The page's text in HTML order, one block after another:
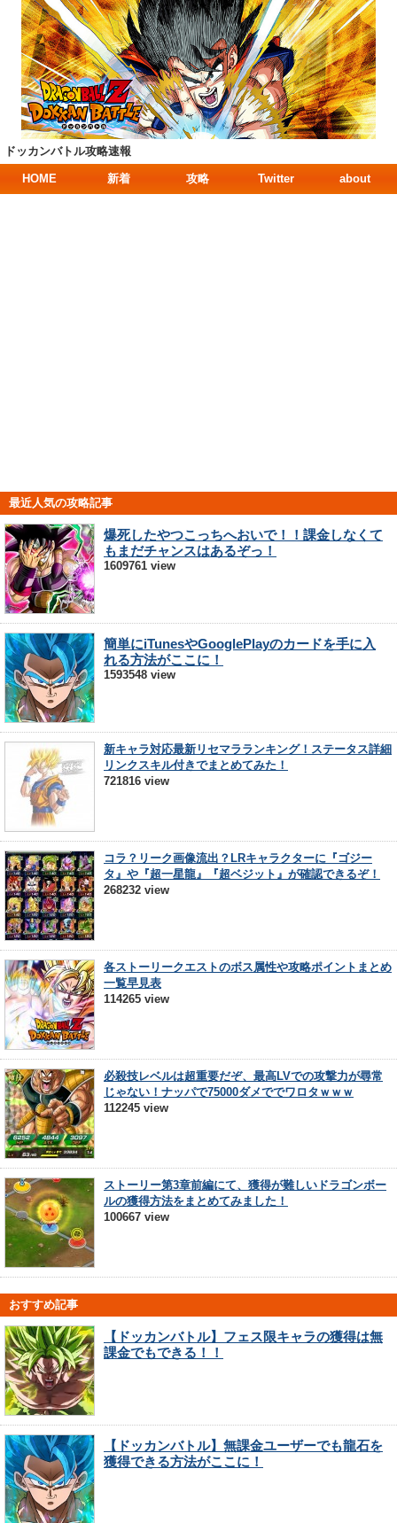
ドッカンバトル攻略速報
HOME 新着 攻略 Twitter about
最近人気の攻略記事
爆死したやつこっちへおいで！！課金しなくて
もまだチャンスはあるぞっ！
1609761 view
簡単にiTunesやGooglePlayのカードを手に入
れる方法がここに！
1593548 view
新キャラ対応最新リセマラランキング！ステータス詳細
リンクスキル付きでまとめてみた！
721816 view
コラ？リーク画像流出？LRキャラクターに『ゴジー
タ』や『超一星龍』『超ベジット』が確認できるぞ！
268232 view
各ストーリークエストのボス属性や攻略ポイントまとめ
一覧早見表
114265 view
必殺技レベルは超重要だぞ、最高LVでの攻撃力が尋常
じゃない！ナッパで75000ダメででワロタｗｗｗ
112245 view
ストーリー第3章前編にて、獲得が難しいドラゴンボー
ルの獲得方法をまとめてみました！
100667 view
おすすめ記事
【ドッカンバトル】フェス限キャラの獲得は無
課金でもできる！！
【ドッカンバトル】無課金ユーザーでも龍石を
獲得できる方法がここに！